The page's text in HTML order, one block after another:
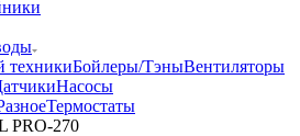
техникиБойлеры/ТэныВентиляторы
Насосы
Термостаты
PRO-270